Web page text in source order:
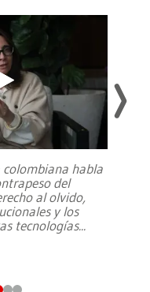
habla
del
al olvido,
y los
tecnologías...